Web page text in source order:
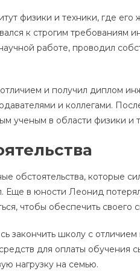
физики и техники, где его
к строгим требованиям
работе, проводил
и получил диплом
и коллегами.
ученым в области физики и
которые
в юности Леонид
чтобы обеспечить своего
закончить школу с
для оплаты обучения
нагрузку на семью.